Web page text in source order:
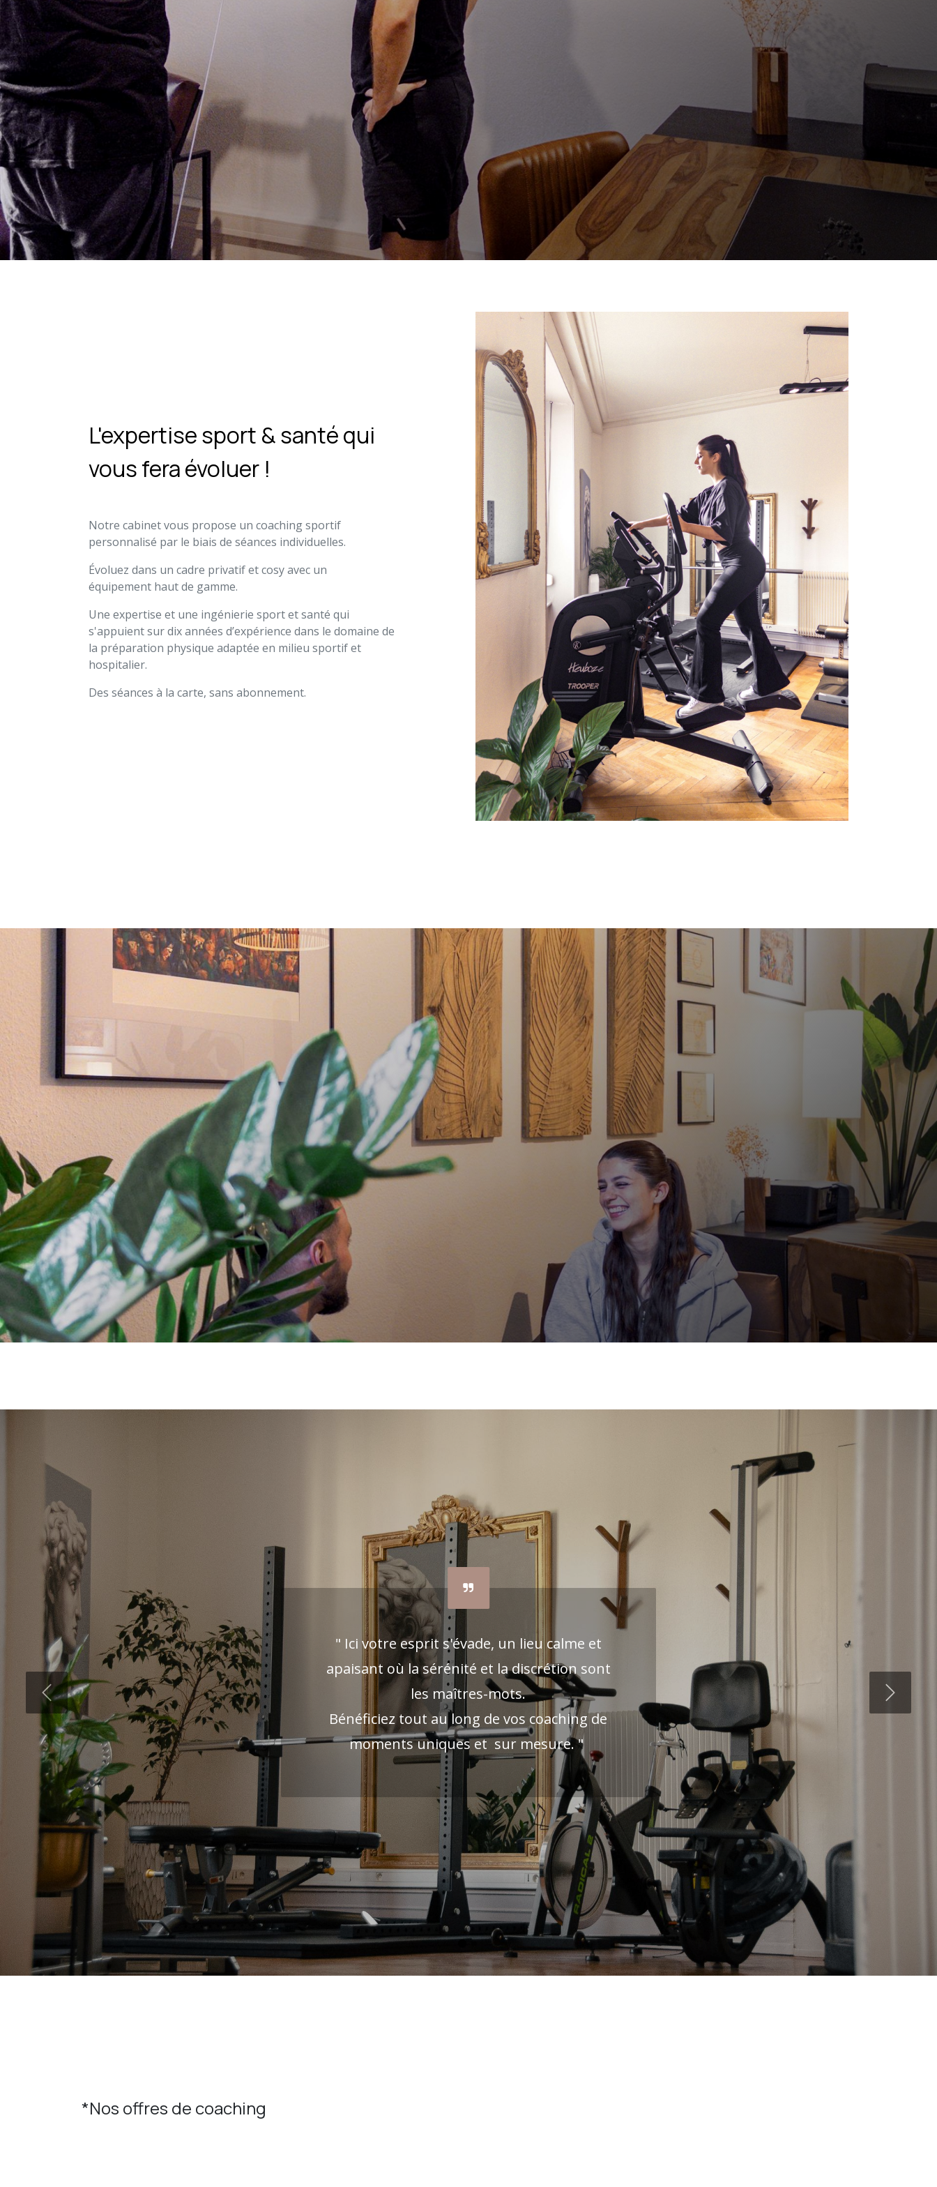
L'expertise sport & santé qui
vous fera évoluer !
Notre cabinet vous propose un coaching sportif
personnalisé par le biais de séances individuelles.
Évoluez dans un cadre privatif et cosy avec un
équipement haut de gamme.
Une expertise et une ingénierie sport et santé qui
s'appuient sur dix années d’expérience dans le domaine de
la préparation physique adaptée en milieu sportif et
hospitalier.
Des séances à la carte, sans abonnement.
" Ici votre esprit s'évade, un lieu calme et
apaisant où la sérénité et la discrétion sont
les maîtres-mots.
Bénéficiez tout au long de vos coaching de
moments uniques et sur mesure. "
Précédent Suivant
*Nos offres de coaching